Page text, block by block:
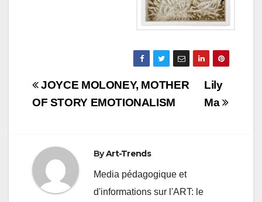
Navigation
de
Lily
Ma
JOYCE MOLONEY, MOTHER
OF STORY EMOTIONALISM
ByArt-Trends
Media pédagogique et
d'informations sur l'ART: le